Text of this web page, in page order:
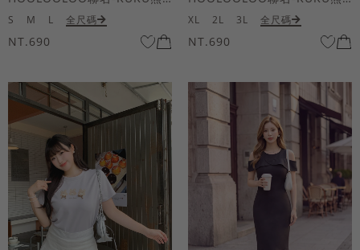
S M L 全尺碼
NT.690
XL 2L 3L 全尺碼
NT.690